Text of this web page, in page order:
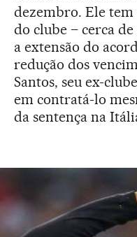
dezembro. Ele tem
do clube – cerca
a extensão do
redução dos
Santos, seu ex-
em contratá-lo
da sentença na